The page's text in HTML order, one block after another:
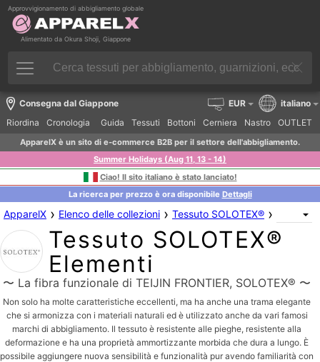
Approvvigionamento di abbigliamento globale
Alimentato da Okura Shoji, Giappone
Consegna dal Giappone
Riordina
Cronologia Guida Tessuti Bottoni Cerniera Nastro OUTLET
EUR italiano
ApparelX è un sito di e-commerce B2B per il settore dell'abbigliamento.
Summer Holidays (Aug 11, 13 - 14)
Ciao! Il sito italiano è stato lanciato!
La ricerca per prezzo è ora disponibile Dettagli
ApparelX › Elenco delle collezioni › Tessuto SOLOTEX® ›
Tessuto SOLOTEX®
Elementi
〜 La fibra funzionale di TEIJIN FRONTIER, SOLOTEX® 〜
Non solo ha molte caratteristiche eccellenti, ma ha anche una trama elegante
che si armonizza con i materiali naturali ed è utilizzato anche da vari famosi
marchi di abbigliamento. Il tessuto è resistente alle pieghe, resistente alla
deformazione e ha una proprietà ammortizzante morbida che dura a lungo. È
possibile aggiungere nuova sensibilità e funzionalità pur avendo familiarità con